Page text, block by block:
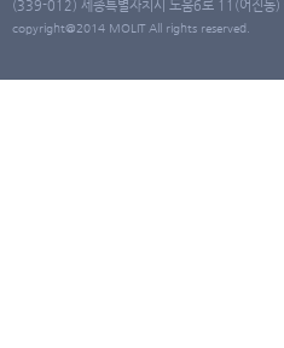
(339-012) 세종특별자치시 도움6로 11(어진
copyright@2014 MOLIT All rights reserved.